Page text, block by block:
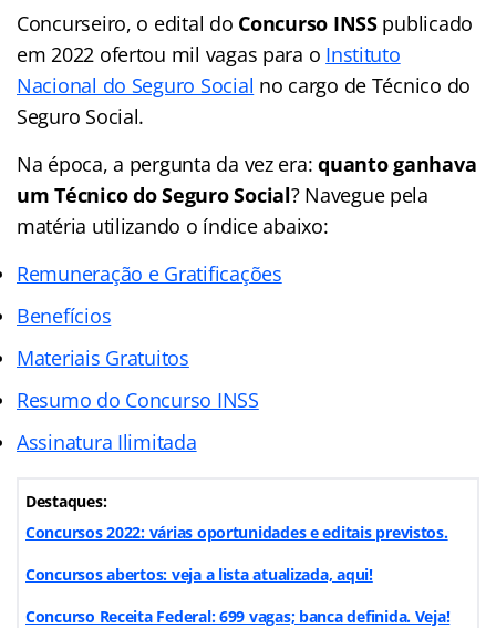
Concurseiro, o edital do Concurso INSSpublicado
em 2022 ofertou mil vagas para o Instituto
Nacional do Seguro Social no cargo de Técnico do
Seguro Social.
Na época, a pergunta da vez era:quanto ganhava
um Técnico do Seguro Social? Navegue pela
matéria utilizando o índice abaixo:
Remuneração e Gratificações
Benefícios
Materiais Gratuitos
Resumo do Concurso INSS
Assinatura Ilimitada
Destaques:
Concursos 2022: várias oportunidades e editais previstos.
Concursos abertos: veja a lista atualizada, aqui!
Concurso Receita Federal: 699 vagas; banca definida. Veja!